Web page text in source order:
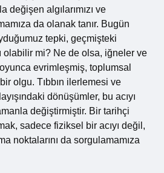
değişen algılarımızı ve
da olanak tanır. Bugün
tepki, geçmişteki
olabilir mi? Ne de olsa, iğneler ve
evrimleşmiş, toplumsal
olgu. Tıbbın ilerlemesi ve
dönüşümler, bu acıyı
değiştirmiştir. Bir tarihçi
sadece fiziksel bir acıyı değil,
noktalarını da sorgulamamıza